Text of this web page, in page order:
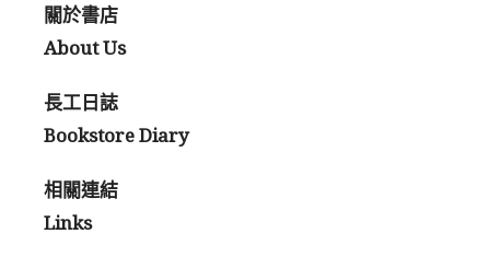
關於書店
About Us
長工日誌
Bookstore Diary
相關連結
Links